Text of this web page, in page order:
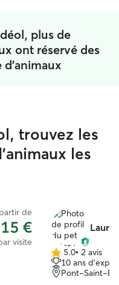
plus de
ont réservé des
d'animaux
trouvez les
les
de
15 €
visite
5.0 étoile(s)
sur
5
5.0• 2 avis
10 ans
Pont-Saint-